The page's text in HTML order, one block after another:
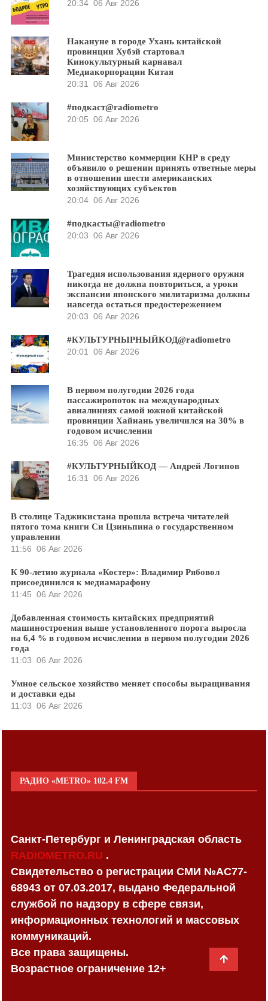
20:34 06 Авг 2026
Накануне в городе Ухань китайской
провинции Хубэй стартовал
Кинокультурный карнавал
Медиакорпорации Китая
20:31 06 Авг 2026
#подкаст@radiometro
20:05 06 Авг 2026
Министерство коммерции КНР в среду
объявило о решении принять ответные меры
в отношении шести американских
хозяйствующих субъектов
20:04 06 Авг 2026
#подкасты@radiometro
20:03 06 Авг 2026
Трагедия использования ядерного оружия
никогда не должна повториться, а уроки
экспансии японского милитаризма должны
навсегда остаться предостережением
20:03 06 Авг 2026
#КУЛЬТУРНЫРНЫЙКОД@radiometro
20:01 06 Авг 2026
В первом полугодии 2026 года
пассажиропоток на международных
авиалиниях самой южной китайской
провинции Хайнань увеличился на 30% в
годовом исчислении
16:35 06 Авг 2026
#КУЛЬТУРНЫЙКОД — Андрей Логинов
16:31 06 Авг 2026
В столице Таджикистана прошла встреча читателей
пятого тома книги Си Цзиньпина о государственном
управлении
11:56 06 Авг 2026
К 90-летию журнала «Костер»: Владимир Рябовол
присоединился к медиамарафону
11:45 06 Авг 2026
Добавленная стоимость китайских предприятий
машиностроения выше установленного порога выросла
на 6,4 % в годовом исчислении в первом полугодии 2026
года
11:03 06 Авг 2026
Умное сельское хозяйство меняет способы выращивания
и доставки еды
11:03 06 Авг 2026
РАДИО «METRO» 102.4 FM
Санкт-Петербург и Ленинградская область
RADIOMETRO.RU .
Свидетельство о регистрации СМИ №AC77-
68943 от 07.03.2017, выдано Федеральной
службой по надзору в сфере связи,
информационных технологий и массовых
коммуникаций.
Все права защищены.
Возрастное ограничение 12+